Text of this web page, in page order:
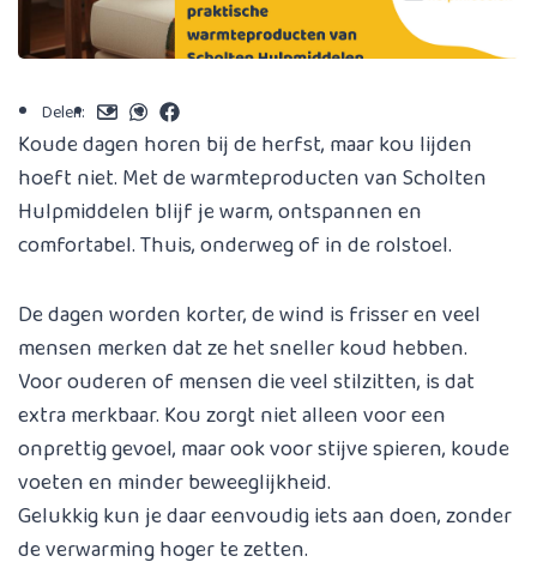
Delen:
Koude dagen horen bij de herfst, maar kou lijden
hoeft niet. Met de warmteproducten van Scholten
Hulpmiddelen blijf je warm, ontspannen en
comfortabel. Thuis, onderweg of in de rolstoel.
De dagen worden korter, de wind is frisser en veel
mensen merken dat ze het sneller koud hebben.
Voor ouderen of mensen die veel stilzitten, is dat
extra merkbaar. Kou zorgt niet alleen voor een
onprettig gevoel, maar ook voor stijve spieren, koude
voeten en minder beweeglijkheid.
Gelukkig kun je daar eenvoudig iets aan doen, zonder
de verwarming hoger te zetten.